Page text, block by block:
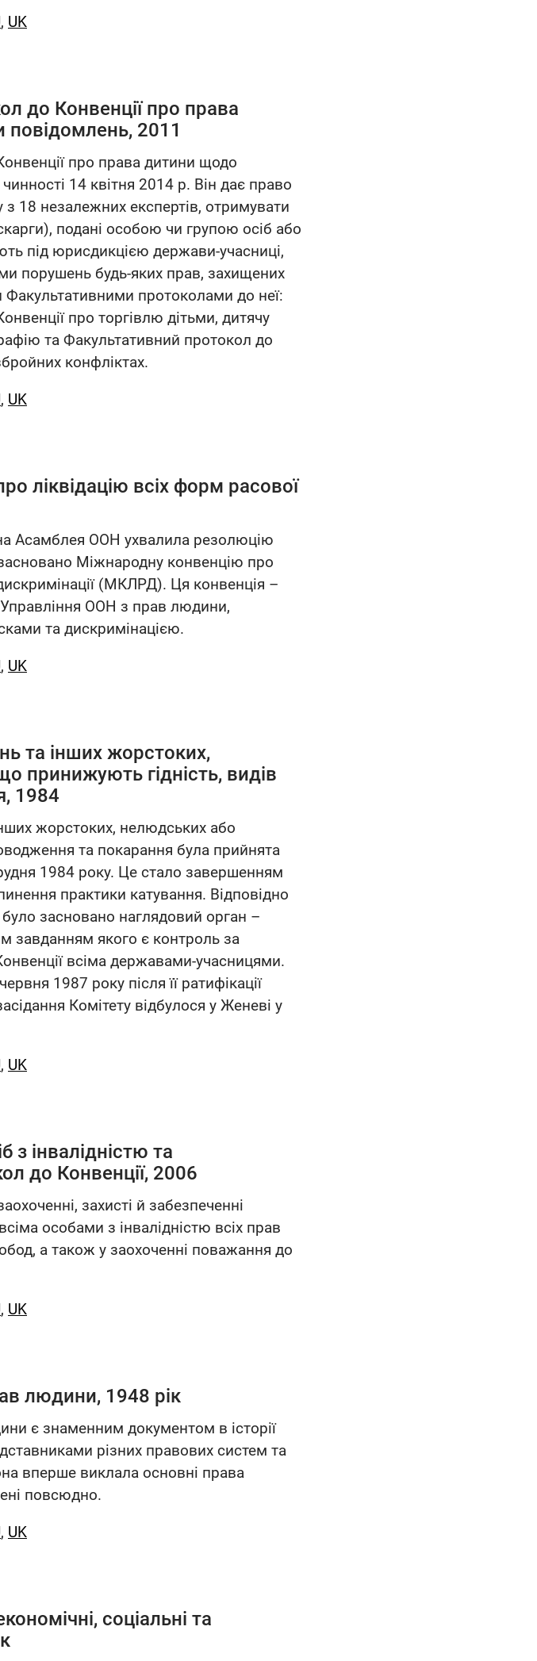
, UK
до Конвенції про права
2011
про права дитини щодо
14 квітня 2014 р. Він дає право
з 18 незалежних експертів, отримувати
подані особою чи групою осіб або
під юрисдикцією держави-учасниці,
порушень будь-яких прав, захищених
протоколами до неї:
про торгівлю дітьми, дитячу
та Факультативний протокол до
конфліктах.
, UK
ліквідацію всіх форм расової
Асамблея ООН ухвалила резолюцію
Міжнародну конвенцію про
(МКЛРД). Ця конвенція –
ООН з прав людини,
та дискримінацією.
, UK
та інших жорстоких,
принижують гідність, видів
1984
жорстоких, нелюдських або
та покарання була прийнята
1984 року. Це стало завершенням
практики катування. Відповідно
засновано наглядовий орган –
завданням якого є контроль за
всіма державами-учасницями.
1987 року після її ратифікації
Комітету відбулося у Женеві у
, UK
з інвалідністю та
до Конвенції, 2006
захисті й забезпеченні
особами з інвалідністю всіх прав
а також у заохоченні поважання до
, UK
людини, 1948 рік
є знаменним документом в історії
різних правових систем та
вперше виклала основні права
повсюдно.
, UK
соціальні та